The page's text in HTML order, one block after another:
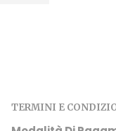
TERMINI E